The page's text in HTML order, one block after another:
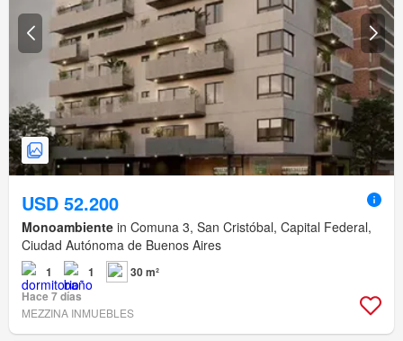
USD 52.200
Monoambiente in Comuna 3, San Cristóbal, Capital Federal,
Ciudad Autónoma de Buenos Aires
1 1
30 m²
Hace 7 días
MEZZINA INMUEBLES